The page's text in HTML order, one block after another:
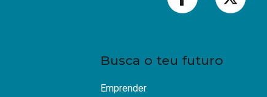
Busca o teu futuro
Emprender